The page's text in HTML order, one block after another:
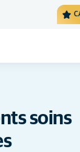
soins